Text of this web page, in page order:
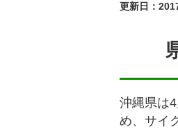
更新日：
沖縄県は
め、サイ